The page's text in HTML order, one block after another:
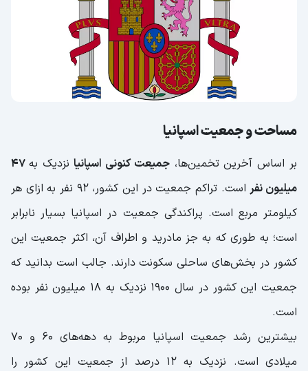
مساحت و جمعیت اسپانیا
بر اساس آخرین تخمین‌ها،جمیعت کنونی اسپانیانزدیک به 47
میلیون نفر
است. تراکم جمعیت در این کشور، 92 نفر به ازای هر
کیلومتر مربع است. پراکندگی جمعیت در اسپانیا بسیار نابرابر
است؛ به طوری که به جز مادرید و اطراف آن، اکثر جمعیت این
کشور در بخش‌های ساحلی سکونت دارند. جالب است بدانید که
جمعیت این کشور در سال 1900 نزدیک به 18 میلیون نفر بوده
است.
بیشترین رشد جمعیت اسپانیا مربوط به دهه‌های 60 و 70
میلادی است. نزدیک به 12 درصد از جمعیت این کشور را